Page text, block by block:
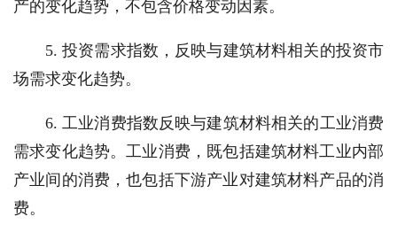
产的变化趋势，不包含价格变动因素。
5. 投资需求指数，反映与建筑材料相关的投资市
场需求变化趋势。
6. 工业消费指数反映与建筑材料相关的工业消费
需求变化趋势。工业消费，既包括建筑材料工业内部
产业间的消费，也包括下游产业对建筑材料产品的消
费。